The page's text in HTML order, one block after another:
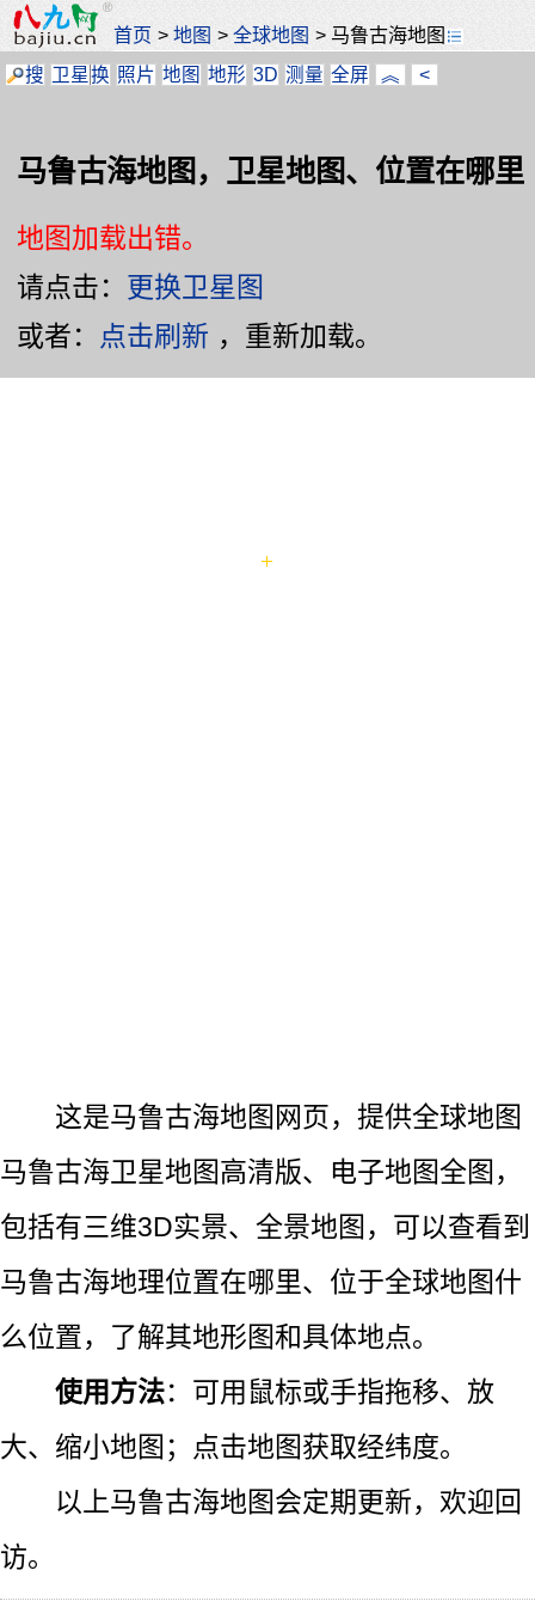
首页 >地图 >全球地图 > 马鲁古海地图
搜 卫星换 照片 地图 地形 3D 测量 全屏 ︽ <
马鲁古海地图，卫星地图、位置在哪里
地图加载出错。
请点击： 更换卫星图
或者：
点击刷新 ，重新加载。
这是马鲁古海地图网页，提供全球地图
马鲁古海卫星地图高清版、电子地图全图，
包括有三维3D实景、全景地图，可以查看到
马鲁古海地理位置在哪里、位于全球地图什
么位置，了解其地形图和具体地点。
使用方法：可用鼠标或手指拖移、放
大、缩小地图；点击地图获取经纬度。
以上马鲁古海地图会定期更新，欢迎回
访。